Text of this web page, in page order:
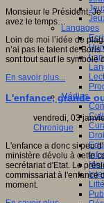
Langages
Médias
Monsieur le Président,
avez le temps…
Loin de moi l’idée de
n’ai pas le talent de
sont tout sauf le symbole
En savoir plus...
L'enfance, grande
vendredi, 03
Chronique
L'enfance a donc si peu
ministère dévolu à cette
secrétariat d'Etat. Le
commissariat à l'enfance
moment.